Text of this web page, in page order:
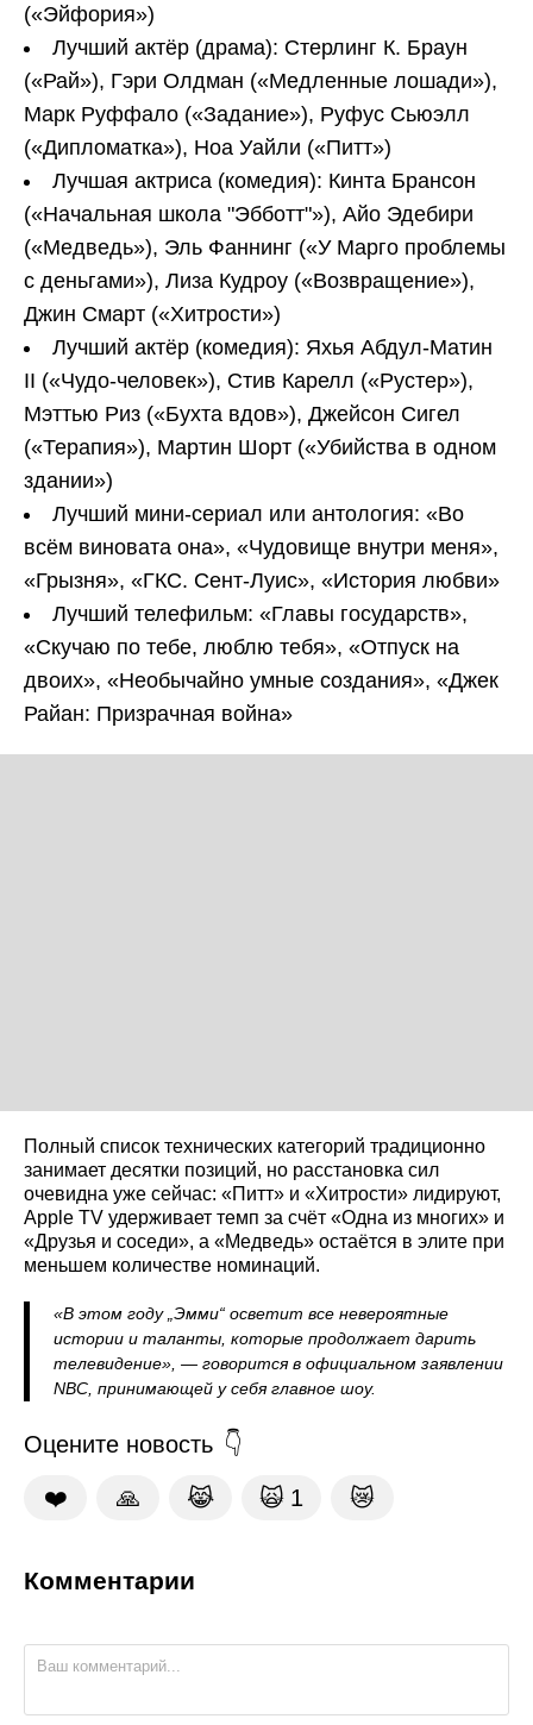
(«Эйфория»)
Лучший актёр (драма): Стерлинг К. Браун
(«Рай»), Гэри Олдман («Медленные лошади»),
Марк Руффало («Задание»), Руфус Сьюэлл
(«Дипломатка»), Ноа Уайли («Питт»)
Лучшая актриса (комедия): Кинта Брансон
(«Начальная школа "Эбботт"»), Айо Эдебири
(«Медведь»), Эль Фаннинг («У Марго проблемы
с деньгами»), Лиза Кудроу («Возвращение»),
Джин Смарт («Хитрости»)
Лучший актёр (комедия): Яхья Абдул-Матин
II («Чудо-человек»), Стив Карелл («Рустер»),
Мэттью Риз («Бухта вдов»), Джейсон Сигел
(«Терапия»), Мартин Шорт («Убийства в одном
здании»)
Лучший мини-сериал или антология: «Во
всём виновата она», «Чудовище внутри меня»,
«Грызня», «ГКС. Сент-Луис», «История любви»
Лучший телефильм: «Главы государств»,
«Скучаю по тебе, люблю тебя», «Отпуск на
двоих», «Необычайно умные создания», «Джек
Райан: Призрачная война»
Полный список технических категорий традиционно
занимает десятки позиций, но расстановка сил
очевидна уже сейчас: «Питт» и «Хитрости» лидируют,
Apple TV удерживает темп за счёт «Одна из многих» и
«Друзья и соседи», а «Медведь» остаётся в элите при
меньшем количестве номинаций.
«В этом году „Эмми“ осветит все невероятные
истории и таланты, которые продолжает дарить
телевидение», — говорится в официальном заявлении
NBC, принимающей у себя главное шоу.
Оцените новость
❤️ 🙏 😹 🙀 1 😿
Комментарии